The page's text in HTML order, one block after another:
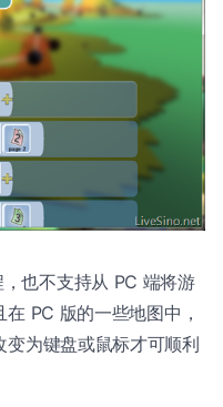
也不支持从 PC 端将游
PC 版的一些地图中，
为键盘或鼠标才可顺利